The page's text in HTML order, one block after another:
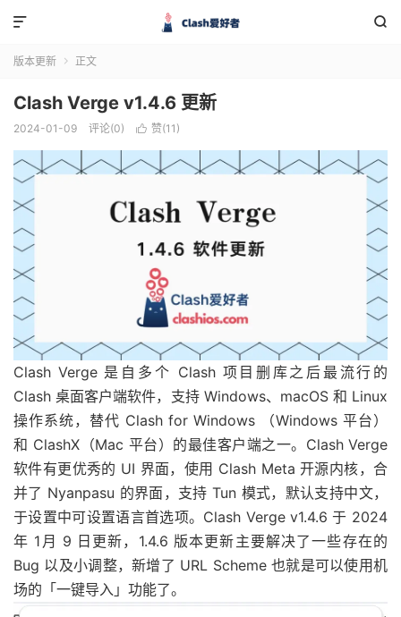


版本更新  正文
Clash Verge v1.4.6 更新
2024-01-09 评论(0)  赞(11 )
Clash Verge 是自多个 Clash 项目删库之后最流行的
Clash 桌面客户端软件，支持 Windows、macOS 和 Linux
操作系统，替代 Clash for Windows （Windows 平台）
和 ClashX（Mac 平台）的最佳客户端之一。Clash Verge
软件有更优秀的 UI 界面，使用 Clash Meta 开源内核，合
并了 Nyanpasu 的界面，支持 Tun 模式，默认支持中文，
于设置中可设置语言首选项。Clash Verge v1.4.6 于 2024
年 1月 9 日更新，1.4.6 版本更新主要解决了一些存在的
Bug 以及小调整，新增了 URL Scheme 也就是可以使用机
场的「一键导入」功能了。